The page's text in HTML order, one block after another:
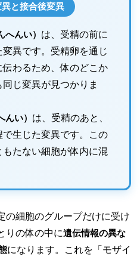
と接合後変異
んい） は、受精の前に
異です。受精卵を通じ
わるため、体のどこか
じ変異が見つかりま
い） は、受精のあと、
生じた変異です。この
たない細胞が体内に混
の細胞のグループだけに受け
りの体の中に遺伝情報の異な
になります。これを「モザイ